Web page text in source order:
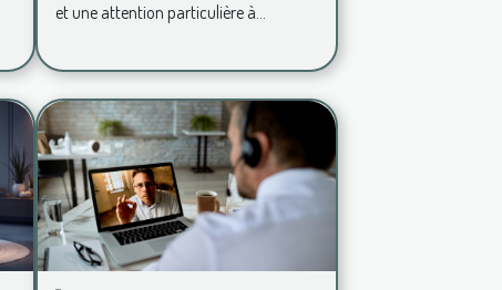
et une attention particulière à...